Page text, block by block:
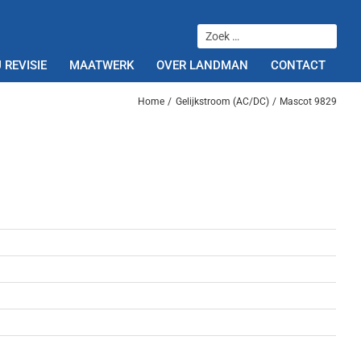
REVISIE MAATWERK OVER LANDMAN CONTACT
Home Gelijkstroom (AC/DC) Mascot 9829